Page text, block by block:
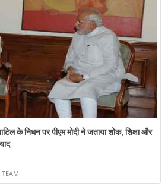
के निधन पर पीएम मोदी ने जताया शोक, शिक्षा और